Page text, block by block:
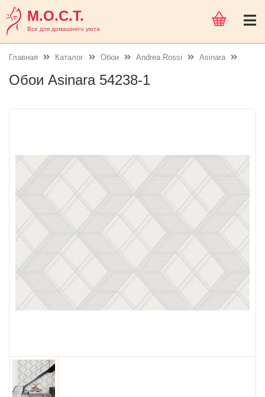
М.О.С.Т.
Все для домашнего уюта
Главная Каталог Обои Andrea Rossi Asinara
Обои Asinara 54238-1